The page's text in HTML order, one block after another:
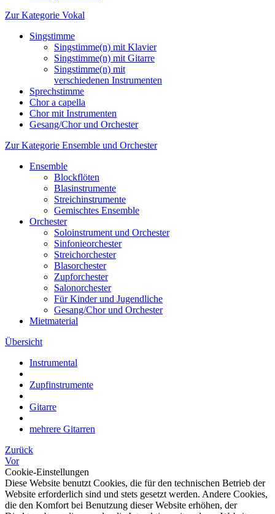
Zur Kategorie Vokal
Singstimme
Singstimme(n) mit Klavier
Singstimme(n) mit Gitarre
Singstimme(n) mit
verschiedenen Instrumenten
Sprechstimme
Chor a capella
Chor mit Instrumenten
Gesang/Chor und Orchester
Zur Kategorie Ensemble und Orchester
Ensemble
Blockflöten
Blasinstrumente
Streichinstrumente
Gemischtes Ensemble
Orchester
Soloinstrument und Orchester
Sinfonieorchester
Streichorchester
Blasorchester
Zupforchester
Salonorchester
Für Kinder und Jugendliche
Gesang/Chor und Orchester
Mietmaterial
Übersicht
Instrumental
Zupfinstrumente
Gitarre
mehrere Gitarren
Zurück
Vor
Cookie-Einstellungen
Diese Website benutzt Cookies, die für den technischen Betrieb der
Website erforderlich sind und stets gesetzt werden. Andere Cookies,
die den Komfort bei Benutzung dieser Website erhöhen, der